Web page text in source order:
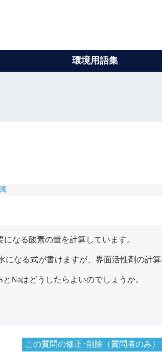
環境用語集
なる酸素の量を計算しています。
なる式が書けますが、界面活性剤の計
Naはどうしたらよいのでしょうか。
この質問の修正･削除（質問者のみ）